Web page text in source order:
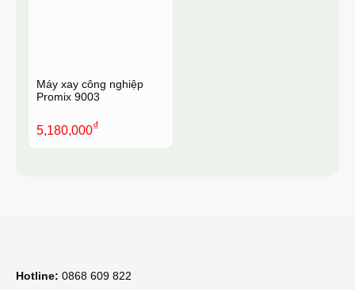
Máy xay công nghiệp
Promix 9003
5,180,000₫
Hotline: 0868 609 822